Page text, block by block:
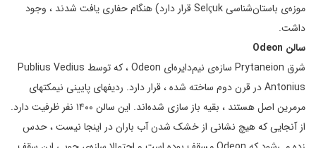
موزه‌ی باستان‌شناسی Selçuk قرار دارد) هنگام حفاری یافت شدند ، وجود
داشت.
سالن Odeon
شرق Prytaneion سازه‌ی نیم‌دایره‌ای Odeon ، که توسط Publius Vedius
Antonius در قرن دوم ساخته شده ، قرار دارد. ردیفهای پایینی نیمکتهای
مرمرین اصل هستند ، بقیه باز سازی شده‌اند. این سالن ۱۴۰۰ نفر ظرفیت دارد.
از آنجایی که هیچ نشانی از خشک شدن آب باران در اینجا نیست ، حدس